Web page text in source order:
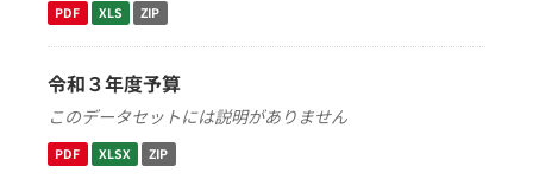
PDF XLS ZIP
令和３年度予算
このデータセットには説明がありません
PDF XLSX ZIP